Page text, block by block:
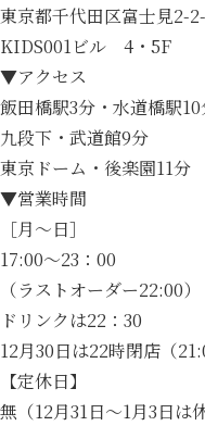
東京都千代田区富士見2-
KIDS001ビル 4・5F
▼アクセス
飯田橋駅3分・水道橋駅
九段下・武道館9分
東京ドーム・後楽園11分
▼営業時間
［月～日］
17:00～23：00
（ラストオーダー22:00）
ドリンクは22：30
12月30日は22時閉店（
【定休日】
無（12月31日～1月3日は